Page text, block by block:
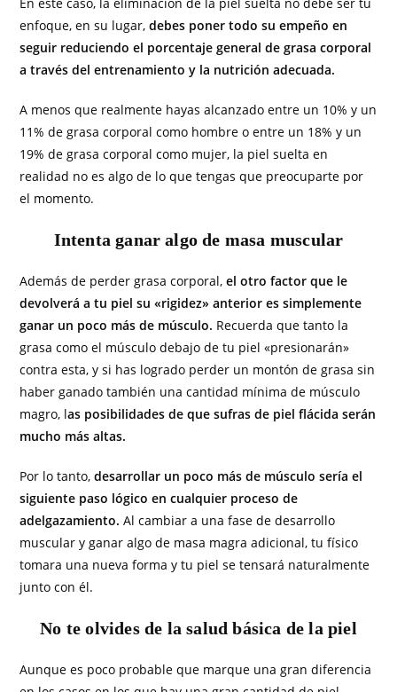
enfoque, en su lugar,debes poner todo su empeño en
seguir reduciendo el porcentaje general de grasa corporal
a través del entrenamiento y la nutrición adecuada.
A menos que realmente hayas alcanzado entre un 10% y un
11% de grasa corporal como hombre o entre un 18% y un
19% de grasa corporal como mujer, la piel suelta en
realidad no es algo de lo que tengas que preocuparte por
el momento.
Intenta ganar algo de masa muscular
Además de perder grasa corporal,el otro factor que le
devolverá a tu piel su «rigidez» anterior es simplemente
ganar un poco más de músculo. Recuerda que tanto la
grasa como el músculo debajo de tu piel «presionarán»
contra esta, y si has logrado perder un montón de grasa sin
haber ganado también una cantidad mínima de músculo
magro, las posibilidades de que sufras de piel flácida serán
mucho más altas.
Por lo tanto,desarrollar un poco más de músculo sería el
siguiente paso lógico en cualquier proceso de
adelgazamiento. Al cambiar a una fase de desarrollo
muscular y ganar algo de masa magra adicional, tu físico
tomara una nueva forma y tu piel se tensará naturalmente
junto con él.
No te olvides de la salud básica de la piel
Aunque es poco probable que marque una gran diferencia